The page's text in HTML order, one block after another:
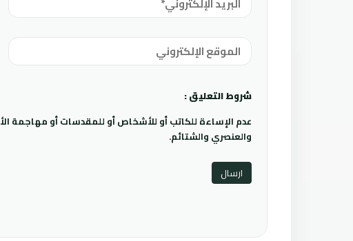
شروط التعليق :
عدم الإساءة للكاتب أو للأشخاص أو للمقدسات أو مهاجمة
والعنصري والشتائم.